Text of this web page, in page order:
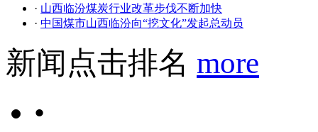
· 山西临汾煤炭行业改革步伐不断加快
· 中国煤市山西临汾向“挖文化”发起总动员
新闻点击排名 more
•